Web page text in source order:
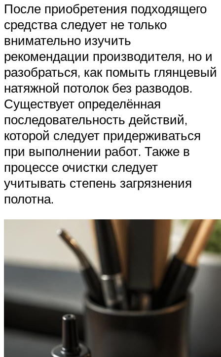
После приобретения подходящего
средства следует не только
внимательно изучить
рекомендации производителя, но и
разобраться, как помыть глянцевый
натяжной потолок без разводов.
Существует определённая
последовательность действий,
которой следует придерживаться
при выполнении работ. Также в
процессе очистки следует
учитывать степень загрязнения
полотна.